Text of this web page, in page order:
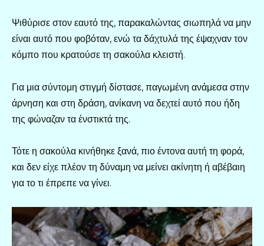
Ψιθύρισε στον εαυτό της, παρακαλώντας σιωπηλά να μην
είναι αυτό που φοβόταν, ενώ τα δάχτυλά της έψαχναν τον
κόμπο που κρατούσε τη σακούλα κλειστή.
Για μια σύντομη στιγμή δίστασε, παγωμένη ανάμεσα στην
άρνηση και στη δράση, ανίκανη να δεχτεί αυτό που ήδη
της φώναζαν τα ένστικτά της.
Τότε η σακούλα κινήθηκε ξανά, πιο έντονα αυτή τη φορά,
και δεν είχε πλέον τη δύναμη να μείνει ακίνητη ή αβέβαιη
για το τι έπρεπε να γίνει.